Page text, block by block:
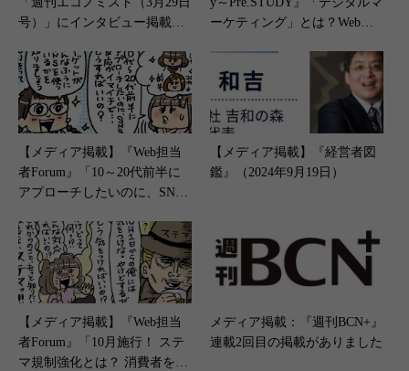
号）」にインタビュー掲載い
ーケティング」とは？Webマ
う？」（2023年11月9日）
【メディア掲載】『Web担当
者Forum』「10～20代前半に
アプローチしたいのに、SNS
ればいいですか？」（2024年6
月20日）
【メディア掲載】『経営者図
鑑』（2024年9月19日）
【メディア掲載】『Web担当
者Forum』「10月施行！ ステ
マ規制強化とは？ 消費者をド
メディア掲載：『週刊BCN+』
連載2回目の掲載がありました